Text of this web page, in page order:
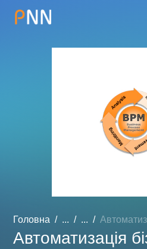
Головна ... ...
Автоматизація